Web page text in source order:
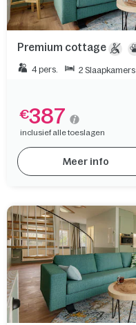
Premium cottage
4 pers. 2 Slaapkamers
€387
inclusief alle toeslagen
Meer info